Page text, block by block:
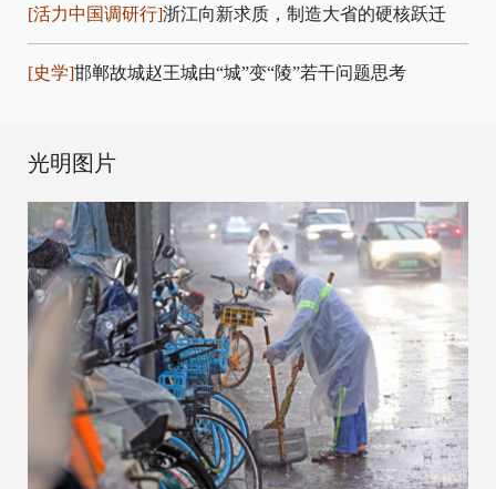
[活力中国调研行]浙江向新求质，制造大省的硬核跃迁
[史学]邯郸故城赵王城由“城”变“陵”若干问题思考
光明图片